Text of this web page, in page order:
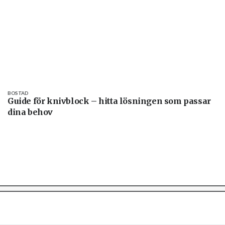
Guide för knivblock – hitta lösningen som passar
dina behov
BOSTAD